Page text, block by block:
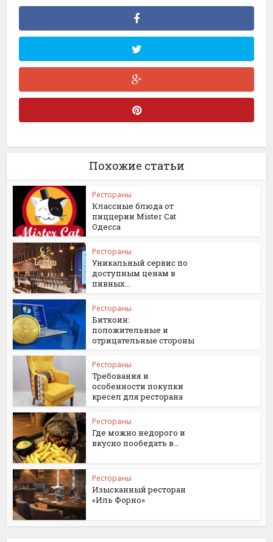
Похожие статьи
Рестораны
Классные блюда от
пиццерии Mister Cat
Одесса
Рестораны
Уникальный сервис по
доступным ценам в
пивных...
Рестораны
Биткоин:
положительные и
отрицательные стороны
Рестораны
Требования и
особенности покупки
кресел для ресторана
Рестораны
Где можно недорого и
вкусно пообедать в...
Рестораны
Изысканный ресторан
«Иль Форно»